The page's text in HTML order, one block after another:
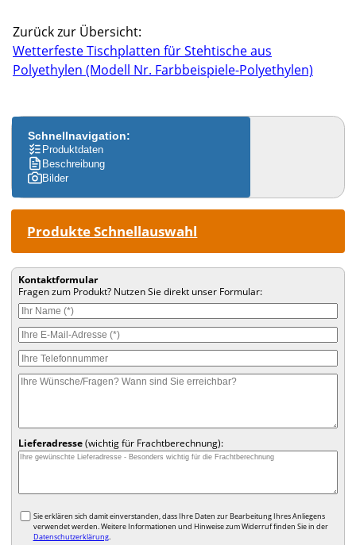
Zurück zur Übersicht:
Wetterfeste Tischplatten für Stehtische aus
Polyethylen (Modell Nr. Farbbeispiele-Polyethylen)
Schnellnavigation:
Produktdaten
Beschreibung
Bilder
Produkte Schnellauswahl
Kontaktformular
Fragen zum Produkt? Nutzen Sie direkt unser Formular:
Lieferadresse(wichtig für Frachtberechnung):
Sie erklären sich damit einverstanden, dass Ihre Daten zur Bearbeitung Ihres Anliegens
verwendet werden. Weitere Informationen und Hinweise zum Widerruf finden Sie in der
Datenschutzerklärung.